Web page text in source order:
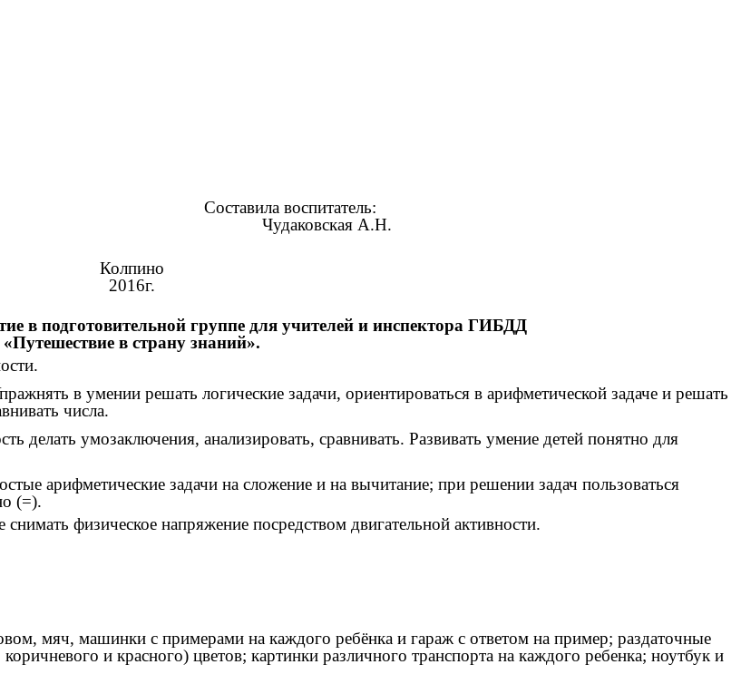
воспитатель:
А.Н.
Колпино
2016г.
в подготовительной группе для учителей и инспектора ГИБДД
«Путешествие в страну знаний».
в умении решать логические задачи, ориентироваться в арифметической задаче и решать
числа.
делать умозаключения, анализировать, сравнивать. Развивать умение детей понятно для
арифметические задачи на сложение и на вычитание; при решении задач пользоваться
(=).
физическое напряжение посредством двигательной активности.
мяч, машинки с примерами на каждого ребёнка и гараж с ответом на пример; раздаточные
и красного) цветов; картинки различного транспорта на каждого ребенка; ноутбук и